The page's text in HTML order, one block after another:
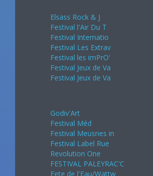
Elsass Rock & J
Festival l'Air Du T
Festival Internatio
Festival Les Extrav
Festival les imPrO'
Festival Jeux de Va
Festival Jeux de Va
Godiv'Art
Festival Méd
Festival Meusnes in
Festival Label Rue
Revolution One
FESTIVAL PALEYRAC'C
Fete de l'Eau/Wattw